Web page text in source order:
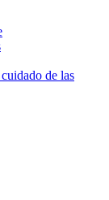
de las